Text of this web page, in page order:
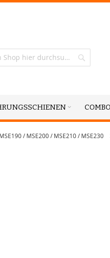
COMBO
/ MSE200 / MSE210 / MSE230